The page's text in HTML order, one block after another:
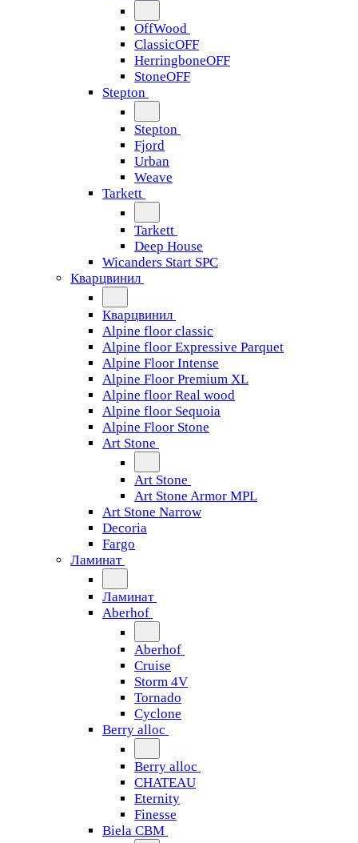
OffWood
ClassicOFF
HerringboneOFF
StoneOFF
Stepton
Stepton
Fjord
Urban
Weave
Tarkett
Tarkett
Deep House
Wicanders Start SPC
Кварцвинил
Кварцвинил
Alpine floor classic
Alpine floor Expressive Parquet
Alpine Floor Intense
Alpine Floor Premium XL
Alpine floor Real wood
Alpine floor Sequoia
Alpine Floor Stone
Art Stone
Art Stone
Art Stone Armor MPL
Art Stone Narrow
Decoria
Fargo
Ламинат
Ламинат
Aberhof
Aberhof
Cruise
Storm 4V
Tornado
Сyclone
Berry alloc
Berry alloc
CHATEAU
Eternity
Finesse
Biela CBM